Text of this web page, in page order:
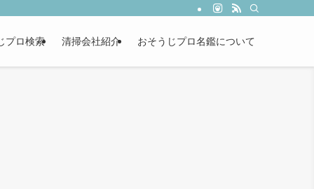
プロ検索 清掃会社紹介 おそうじプロ名鑑について